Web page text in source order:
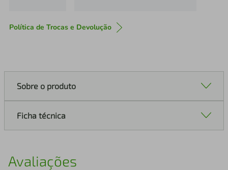
Política de Trocas e Devolução
Sobre o produto
Ficha técnica
Avaliações